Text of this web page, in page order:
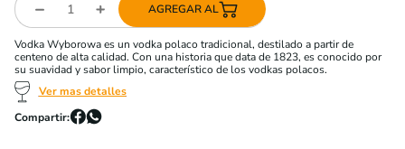
AGREGAR AL
Vodka Wyborowa es un vodka polaco tradicional, destilado a partir de
centeno de alta calidad. Con una historia que data de 1823, es conocido por
su suavidad y sabor limpio, característico de los vodkas polacos.
Ver mas detalles